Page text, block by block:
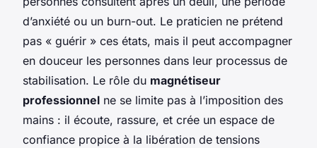
d’anxiété ou un burn-out. Le praticien ne prétend
pas « guérir » ces états, mais il peut accompagner
en douceur les personnes dans leur processus de
stabilisation. Le rôle du magnétiseur
professionnel ne se limite pas à l’imposition des
mains : il écoute, rassure, et crée un espace de
confiance propice à la libération de tensions